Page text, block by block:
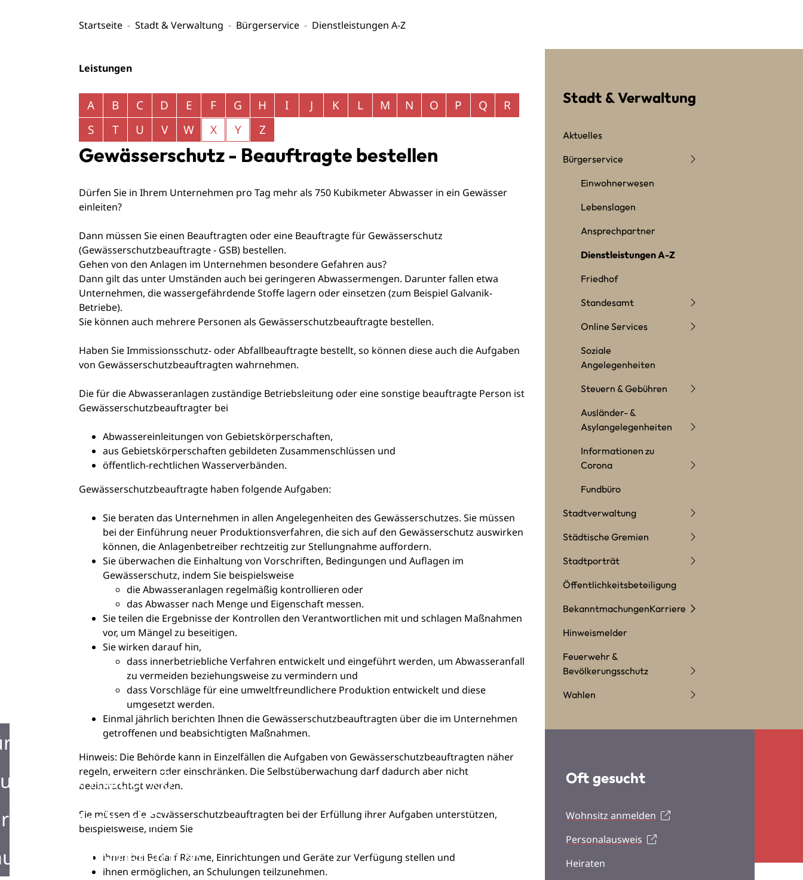
Startseite Stadt & Verwaltung Bürgerservice Dienstleistungen A-Z
Information
in Mosbach
in Mosbach
Leistungen
Alphabetisches Register überspringen
A B C D E F G H I J K L M N O P Q
R
S
T U V W X Y Z
Gewässerschutz - Beauftragte bestellen
Dürfen Sie in Ihrem Unternehmen pro Tag mehr als 750 Kubikmeter Abwasser in ein Gewässer
einleiten?
Dann müssen Sie einen Beauftragten oder eine Beauftragte für Gewässerschutz
(Gewässerschutzbeauftragte - GSB) bestellen.
Gehen von den Anlagen im Unternehmen besondere Gefahren aus?
Dann gilt das unter Umständen auch bei geringeren Abwassermengen. Darunter fallen etwa
Unternehmen, die wassergefährdende Stoffe lagern oder einsetzen (zum Beispiel Galvanik-
Betriebe).
Sie können auch mehrere Personen als Gewässerschutzbeauftragte bestellen.
Haben Sie Immissionsschutz- oder Abfallbeauftragte bestellt, so können diese auch die Aufgaben
von Gewässerschutzbeauftragten wahrnehmen.
Die für die Abwasseranlagen zuständige Betriebsleitung oder eine sonstige beauftragte Person ist
Gewässerschutzbeauftragter bei
Abwassereinleitungen von Gebietskörperschaften,
aus Gebietskörperschaften gebildeten Zusammenschlüssen und
öffentlich-rechtlichen Wasserverbänden.
Gewässerschutzbeauftragte haben folgende Aufgaben:
Sie beraten das Unternehmen in allen Angelegenheiten des Gewässerschutzes. Sie müssen
bei der Einführung neuer Produktionsverfahren, die sich auf den Gewässerschutz auswirken
können, die Anlagenbetreiber rechtzeitig zur Stellungnahme auffordern.
Sie überwachen die Einhaltung von Vorschriften, Bedingungen und Auflagen im
Gewässerschutz, indem Sie beispielsweise
die Abwasseranlagen regelmäßig kontrollieren oder
das Abwasser nach Menge und Eigenschaft messen.
Sie teilen die Ergebnisse der Kontrollen den Verantwortlichen mit und schlagen Maßnahmen
vor, um Mängel zu beseitigen.
Sie wirken darauf hin,
dass innerbetriebliche Verfahren entwickelt und eingeführt werden, um Abwasseranfall
zu vermeiden beziehungsweise zu vermindern und
dass Vorschläge für eine umweltfreundlichere Produktion entwickelt und diese
umgesetzt werden.
Einmal jährlich berichten Ihnen die Gewässerschutzbeauftragten über die im Unternehmen
getroffenen und beabsichtigten Maßnahmen.
Hinweis: Die Behörde kann in Einzelfällen die Aufgaben von Gewässerschutzbeauftragten näher
regeln, erweitern oder einschränken. Die Selbstüberwachung darf dadurch aber nicht
beeinträchtigt werden.
Sie müssen die Gewässerschutzbeauftragten bei der Erfüllung ihrer Aufgaben unterstützen,
beispielsweise, indem Sie
ihnen bei Bedarf Räume, Einrichtungen und Geräte zur Verfügung stellen und
ihnen ermöglichen, an Schulungen teilzunehmen.
Stadt & Verwaltung
Aktuelles
Bürgerservice
Einwohnerwesen
Lebenslagen
Ansprechpartner
Dienstleistungen A-Z
Friedhof
Standesamt
Online Services
Soziale
Angelegenheiten
Steuern & Gebühren
Ausländer- &
Asylangelegenheiten
Informationen zu
Corona
Fundbüro
Stadtverwaltung
Städtische Gremien
Stadtporträt
Öffentlichkeitsbeteiligung
BekanntmachungenKarriere
Hinweismelder
Feuerwehr &
Bevölkerungsschutz
Wahlen
Oft gesucht
Wohnsitz anmelden
Personalausweis
Heiraten